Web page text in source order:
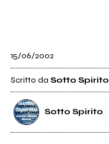
15/06/2002
Scritto da Sotto Spirito
Sotto Spirito